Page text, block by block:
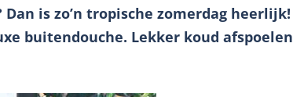
is zo’n tropische zomerdag heerlijk!
buitendouche. Lekker koud afspoelen